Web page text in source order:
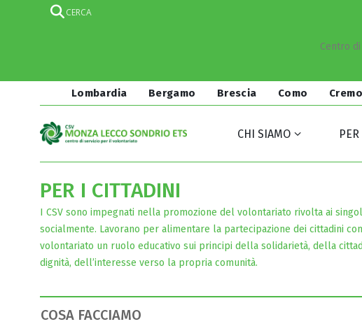
Centro
Lombardia Bergamo Brescia Como
CHI SIAMO
PER I CITTADINI
I CSV sono impegnati nella promozione del volontariato rivolta ai
socialmente. Lavorano per alimentare la partecipazione dei cittadini
volontariato un ruolo educativo sui principi della solidarietà, della
dignità, dell’interesse verso la propria comunità.
COSA FACCIAMO